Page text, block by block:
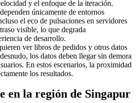
y el enfoque de la iteración.
únicamente de entornos
el eco de pulsaciones en servidores
visible, lo que degrada
de desarrollo.
ver libros de pedidos y otros datos
los datos deben llegar sin demora
En estos escenarios, la proximidad
los resultados.
en la región de Singapur